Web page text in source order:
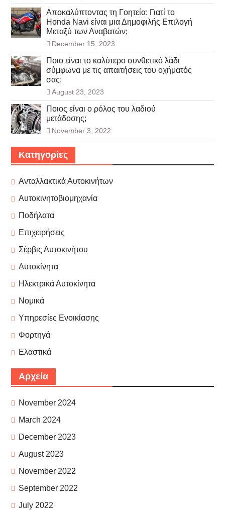
Αποκαλύπτοντας τη Γοητεία: Γιατί το
Honda Navi είναι μια Δημοφιλής Επιλογή
Μεταξύ των Αναβατών;
December 15, 2023
Ποιο είναι το καλύτερο συνθετικό λάδι
σύμφωνα με τις απαιτήσεις του οχήματός
σας;
August 23, 2023
Ποιος είναι ο ρόλος του λαδιού
μετάδοσης;
November 3, 2022
Κατηγορίες
Ανταλλακτικά Αυτοκινήτων
Αυτοκινητοβιομηχανία
Ποδήλατα
Επιχειρήσεις
Σέρβις Αυτοκινήτου
Αυτοκίνητα
Ηλεκτρικά Αυτοκίνητα
Νομικά
Υπηρεσίες Ενοικίασης
Φορτηγά
Ελαστικά
Αρχεία
November 2024
March 2024
December 2023
August 2023
November 2022
September 2022
July 2022